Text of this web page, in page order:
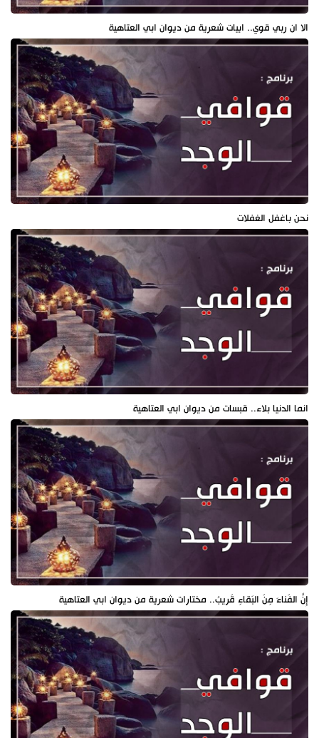
الا ان ربي قوي.. ابيات شعرية من ديوان ابي العتاهية
نحن باغفل الغفلات
انما الدنيا بلاء.. قبسات من ديوان ابي العتاهية
إِنَّ الفَناءَ مِنَ البَقاءِ قَريبُ.. مختارات شعرية من ديوان ابي العتاهية